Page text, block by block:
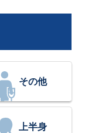
その他
上半身